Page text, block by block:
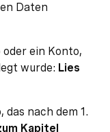
Daten
ein Konto,
wurde: Lies
nach dem 1.
Kapitel